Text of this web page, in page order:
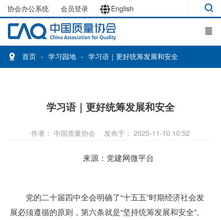
协会办公系统 会员登录 English
首页 学习园地 学习语｜更好统筹发展和安全
学习语｜更好统筹发展和安全
作者： 中国质量协会 发布于： 2025-11-10 10:52
来源：党建网微平台
党的二十届四中全会明确了“十五五”时期经济社会发
展必须遵循的原则，第六条就是“坚持统筹发展和安全”。